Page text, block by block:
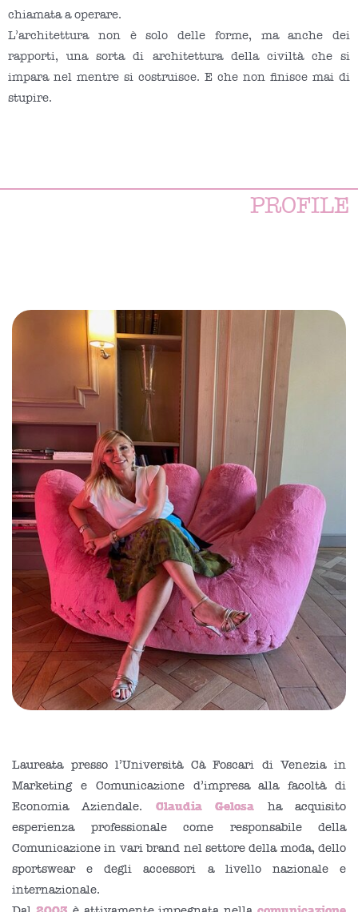
chiamata a operare.
L’architettura non è solo delle forme, ma anche dei
rapporti, una sorta di architettura della civiltà che si
impara nel mentre si costruisce. E che non finisce mai di
stupire.
PROFILE
Laureata presso l’Università Cà Foscari di Venezia in
Marketing e Comunicazione d’impresa alla facoltà di
Economia Aziendale.
Claudia Gelosa ha acquisito
esperienza professionale come responsabile della
Comunicazione in vari brand nel settore della moda, dello
sportswear e degli accessori a livello nazionale e
internazionale.